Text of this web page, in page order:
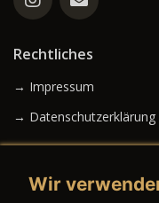
Rechtliches
→ Impressum
→ Datenschutzerklärung
Wir